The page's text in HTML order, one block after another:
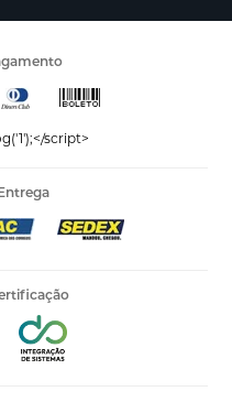
script>